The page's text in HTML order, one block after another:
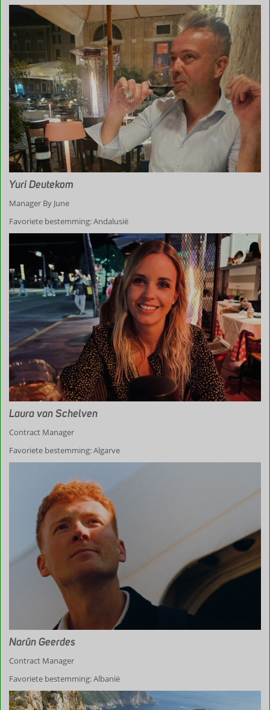
Yuri Deutekom
Manager By June
Favoriete bestemming: Andalusië
Laura van Schelven
Contract Manager
Favoriete bestemming: Algarve
Narûn Geerdes
Contract Manager
Favoriete bestemming: Albanië